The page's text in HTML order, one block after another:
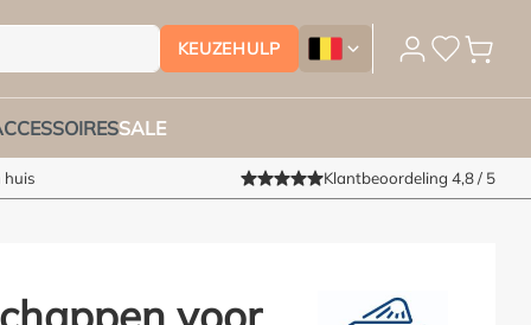
KEUZEHULP
Tuinmeubelhoesshop.be -
SALE
huis Klantbeoordeling 4,8 / 5